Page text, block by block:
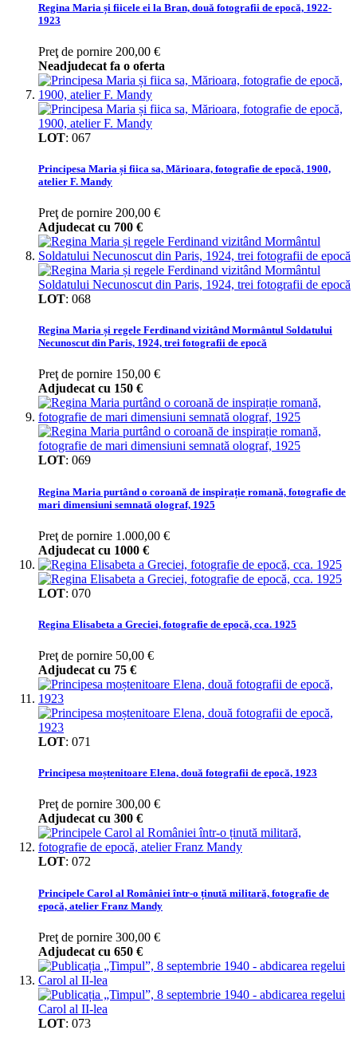
Regina Maria și fiicele ei la Bran, două fotografii de epocă, 1922-
1923
Preţ de pornire 200,00 €
Neadjudecat fa o oferta
LOT: 067
Principesa Maria și fiica sa, Mărioara, fotografie de epocă, 1900,
atelier F. Mandy
Preţ de pornire 200,00 €
Adjudecat cu 700 €
LOT: 068
Regina Maria și regele Ferdinand vizitând Mormântul Soldatului
Necunoscut din Paris, 1924, trei fotografii de epocă
Preţ de pornire 150,00 €
Adjudecat cu 150 €
LOT: 069
Regina Maria purtând o coroană de inspirație romană, fotografie de
mari dimensiuni semnată olograf, 1925
Preţ de pornire 1.000,00 €
Adjudecat cu 1000 €
LOT: 070
Regina Elisabeta a Greciei, fotografie de epocă, cca. 1925
Preţ de pornire 50,00 €
Adjudecat cu 75 €
LOT: 071
Principesa moștenitoare Elena, două fotografii de epocă, 1923
Preţ de pornire 300,00 €
Adjudecat cu 300 €
LOT: 072
Principele Carol al României într-o ținută militară, fotografie de
epocă, atelier Franz Mandy
Preţ de pornire 300,00 €
Adjudecat cu 650 €
LOT: 073